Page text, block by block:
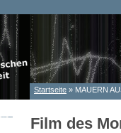
Sie sind hier
Startseite » MAUERN
Film des